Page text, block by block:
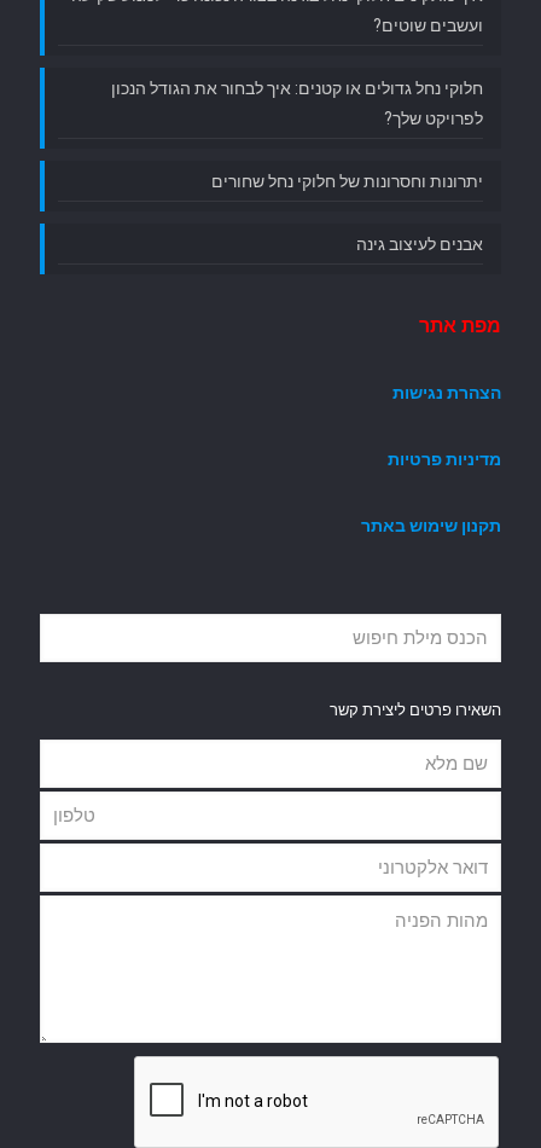
ועשבים שוטים?
חלוקי נחל גדולים או קטנים: איך לבחור את הגודל הנכון
לפרויקט שלך?
יתרונות וחסרונות של חלוקי נחל שחורים
אבנים לעיצוב גינה
מפת אתר
הצהרת נגישות
מדיניות פרטיות
תקנון שימוש באתר
השאירו פרטים ליצירת קשר